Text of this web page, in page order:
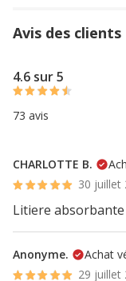
Avis des clients
4.6 sur 5
73 avis
72% des
CHARLOTTE B.
30 juillet
Litiere absorbante
Anonyme.
Achat
29 juillet